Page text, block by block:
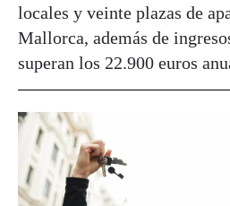
locales y veinte plazas de
Mallorca, además de
superan los 22.900 euros